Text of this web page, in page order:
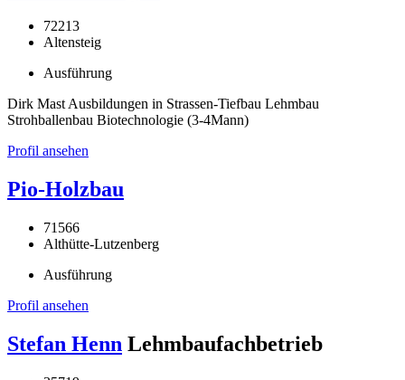
72213
Altensteig
Ausführung
Dirk Mast Ausbildungen in Strassen-Tiefbau Lehmbau
Strohballenbau Biotechnologie (3-4Mann)
Profil ansehen
Pio-Holzbau
71566
Althütte-Lutzenberg
Ausführung
Profil ansehen
Stefan Henn Lehmbaufachbetrieb